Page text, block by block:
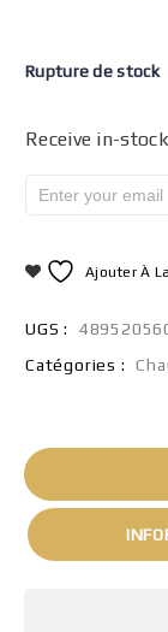
Rupture de stock
Receive in-
Ajouter À
UGS :
Catégories :